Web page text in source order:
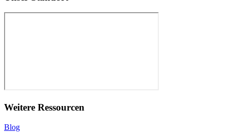
Weitere Ressourcen
Blog